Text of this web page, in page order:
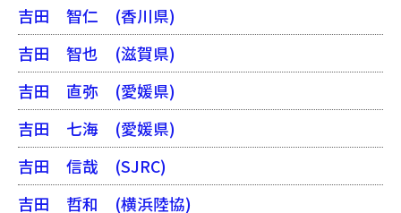
吉田 智仁 (香川県)
吉田 智也 (滋賀県)
吉田 直弥(愛媛県)
吉田 七海(愛媛県)
吉田 信哉 (SJRC)
吉田 哲和 (横浜陸協)